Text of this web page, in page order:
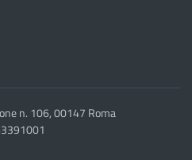
n. 106, 00147 Roma